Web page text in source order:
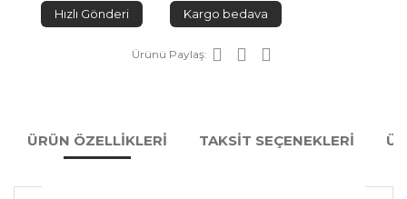
Hızlı Gönderi Kargo bedava
Ürünü Paylaş:
ÜRÜN ÖZELLİKLERİ TAKSİT SEÇENEKLERİ